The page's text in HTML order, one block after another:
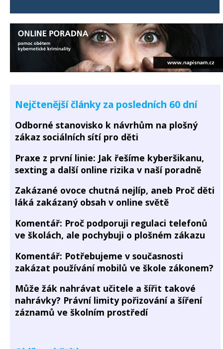
Nejčtenější články za posledních 60 dní
Odborné stanovisko k návrhům na plošný
zákaz sociálních sítí pro děti
Praxe z první linie: Jak řešíme kyberšikanu,
sexting a další online rizika v naší poradně
Zakázané ovoce chutná nejlíp, aneb Proč děti
láká zakázaný obsah v online světě
Komentář: Proč podporuji regulaci telefonů
ve školách, ale pochybuji o plošném zákazu
Komentář: Potřebujeme v současnosti
zakázat používání mobilů ve škole zákonem?
Může žák nahrávat učitele a šířit takové
nahrávky? Právní limity pořizování a šíření
záznamů ve školním prostředí